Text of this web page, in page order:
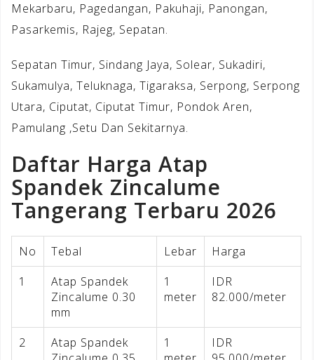
Mekarbaru, Pagedangan, Pakuhaji, Panongan,
Pasarkemis, Rajeg, Sepatan.
Sepatan Timur, Sindang Jaya, Solear, Sukadiri,
Sukamulya, Teluknaga, Tigaraksa, Serpong, Serpong
Utara, Ciputat, Ciputat Timur, Pondok Aren,
Pamulang ,Setu Dan Sekitarnya.
Daftar Harga Atap
Spandek Zincalume
Tangerang Terbaru 2026
No Tebal Lebar
Harga
1
Atap Spandek
Zincalume 0.30
mm
1
meter
IDR
82.000/meter
2
Atap Spandek
1
IDR